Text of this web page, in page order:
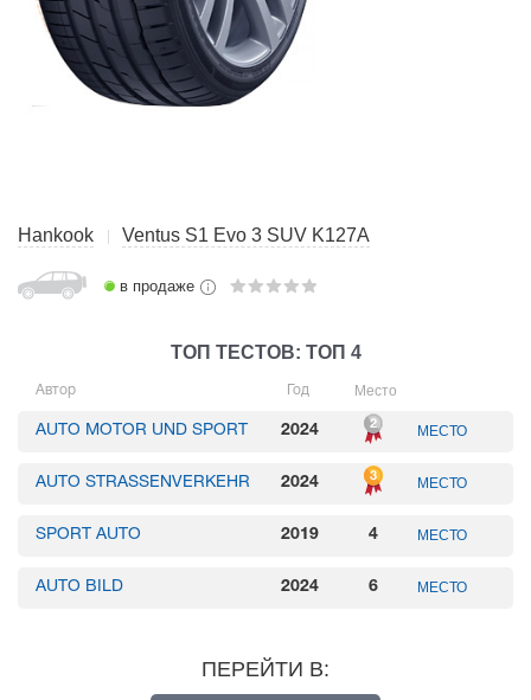
Hankook Ventus S1 Evo 3 SUV K127A
в продаже
ТОП ТЕСТОВ: ТОП 4
Автор Год Место
AUTO MOTOR UND SPORT 2024 МЕСТО
AUTO STRASSENVERKEHR 2024 МЕСТО
SPORT AUTO 2019 4 МЕСТО
AUTO BILD 2024 6 МЕСТО
ПЕРЕЙТИ В: